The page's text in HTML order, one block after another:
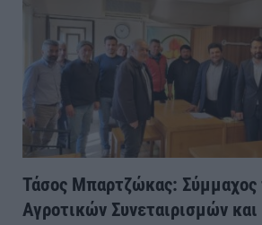
Τάσος Μπαρτζώκας:
Αγροτικών Συνεταιρισμών